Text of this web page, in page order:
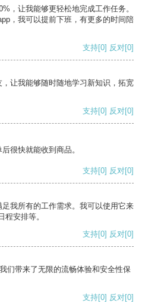
，让我能够更轻松地完成工作任务。
，我可以提前下班，有更多的时间陪
支持[0] 反对[0]
让我能够随时随地学习新知识，拓宽
支持[0] 反对[0]
很快就能收到商品。
支持[0] 反对[0]
我所有的工作需求。我可以使用它来
安排等。
支持[0] 反对[0]
们带来了无限的流畅体验和安全性保
支持[0] 反对[0]